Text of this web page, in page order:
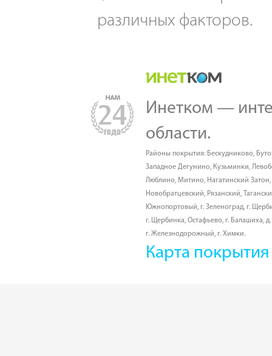
различных факторов.
Инетком —
области.
Районы покрытия: Бескудниково,
Западное Дегунино, Кузьминки,
Люблино, Митино, Нагатинский Затон,
Новобратцевский, Рязанский,
Южнопортовый, г. Зеленоград, г.
г. Щербинка, Остафьево, г. Балашиха,
г. Железнодорожный, г. Химки.
Карта